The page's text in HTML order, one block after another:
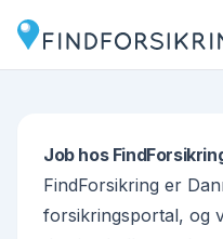
Job hos
FindForsikring er
forsikringsportal, og